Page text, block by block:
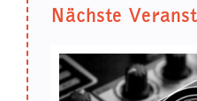
Nächste